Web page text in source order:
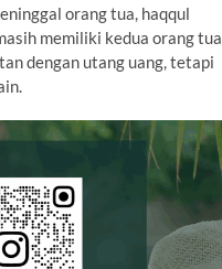
orang tua, haqqul
memiliki kedua orang tua
dengan utang uang, tetapi